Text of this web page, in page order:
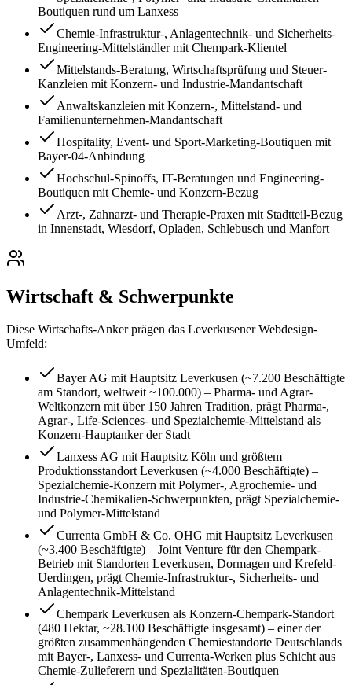
Boutiquen rund um Lanxess
Chemie-Infrastruktur-, Anlagentechnik- und Sicherheits-
Engineering-Mittelständler mit Chempark-Klientel
Mittelstands-Beratung, Wirtschaftsprüfung und Steuer-
Kanzleien mit Konzern- und Industrie-Mandantschaft
Anwaltskanzleien mit Konzern-, Mittelstand- und
Familienunternehmen-Mandantschaft
Hospitality, Event- und Sport-Marketing-Boutiquen mit
Bayer-04-Anbindung
Hochschul-Spinoffs, IT-Beratungen und Engineering-
Boutiquen mit Chemie- und Konzern-Bezug
Arzt-, Zahnarzt- und Therapie-Praxen mit Stadtteil-Bezug
in Innenstadt, Wiesdorf, Opladen, Schlebusch und Manfort
Wirtschaft & Schwerpunkte
Diese Wirtschafts-Anker prägen das Leverkusener Webdesign-
Umfeld:
Bayer AG mit Hauptsitz Leverkusen (~7.200 Beschäftigte
am Standort, weltweit ~100.000) – Pharma- und Agrar-
Weltkonzern mit über 150 Jahren Tradition, prägt Pharma-,
Agrar-, Life-Sciences- und Spezialchemie-Mittelstand als
Konzern-Hauptanker der Stadt
Lanxess AG mit Hauptsitz Köln und größtem
Produktionsstandort Leverkusen (~4.000 Beschäftigte) –
Spezialchemie-Konzern mit Polymer-, Agrochemie- und
Industrie-Chemikalien-Schwerpunkten, prägt Spezialchemie-
und Polymer-Mittelstand
Currenta GmbH & Co. OHG mit Hauptsitz Leverkusen
(~3.400 Beschäftigte) – Joint Venture für den Chempark-
Betrieb mit Standorten Leverkusen, Dormagen und Krefeld-
Uerdingen, prägt Chemie-Infrastruktur-, Sicherheits- und
Anlagentechnik-Mittelstand
Chempark Leverkusen als Konzern-Chempark-Standort
(480 Hektar, ~28.100 Beschäftigte insgesamt) – einer der
größten zusammenhängenden Chemiestandorte Deutschlands
mit Bayer-, Lanxess- und Currenta-Werken plus Schicht aus
Chemie-Zulieferern und Spezialitäten-Boutiquen